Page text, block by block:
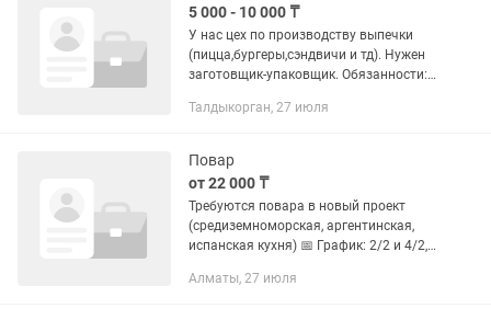
5 000 - 10 000 ₸
У нас цех по производству выпечки
(пицца,бургеры,сэндвичи и тд). Нужен
заготовщик-упаковщик. Обязанности:
лук,картошку,сосиски,колбасу..) далее
Талдыкорган, 27 июля
Повар
от 22 000 ₸
Требуются повара в новый проект
(средиземноморская, аргентинская,
испанская кухня) 📅 График: 2/2 и 4/2, с
рабочий день, обсуждается
Алматы, 27 июля